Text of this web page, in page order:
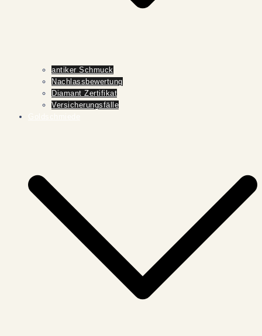
antiker Schmuck
Nachlassbewertung
Diamant Zertifikat
Versicherungsfälle